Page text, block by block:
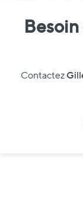
Besoin
Contactez